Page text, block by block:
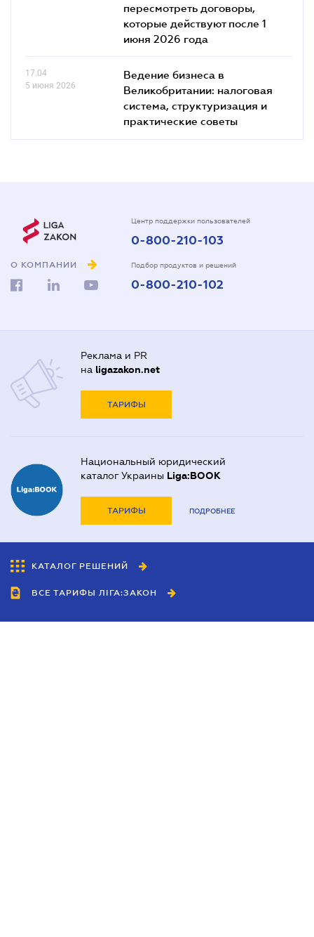
пересмотреть договоры,
которые действуют после 1
июня 2026 года
17.04
5 июня 2026
Ведение бизнеса в
Великобритании: налоговая
система, структуризация и
практические советы
О КОМПАНИИ
Центр поддержки пользователей
0-800-210-103
Подбор продуктов и решений
0-800-210-102
Реклама и PR
на ligazakon.net
ТАРИФЫ
Национальный юридический
каталог Украины Liga:BOOK
ТАРИФЫ ПОДРОБНЕЕ
КАТАЛОГ РЕШЕНИЙ
ВСЕ ТАРИФЫ ЛІГА:ЗАКОН